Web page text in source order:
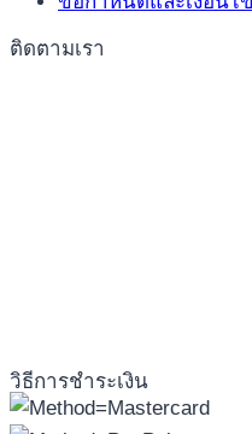
ติดตามเรา
วิธีการชำระเงิน